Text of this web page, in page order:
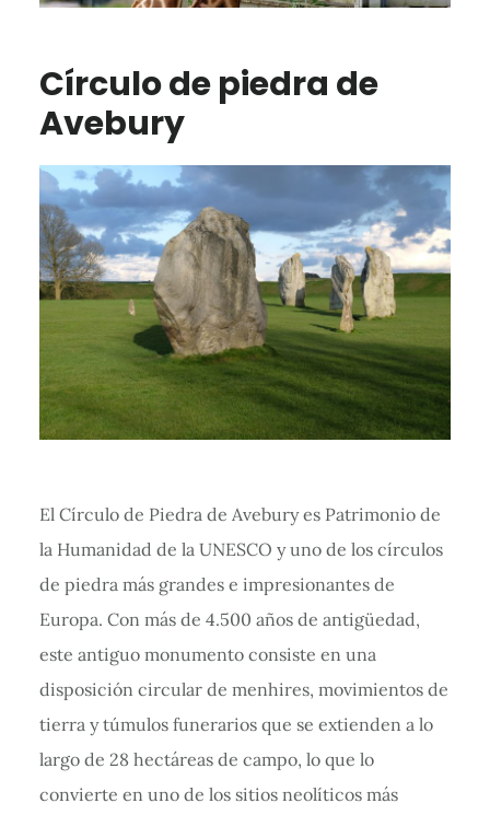
Círculo de piedra de
Avebury
El Círculo de Piedra de Avebury es Patrimonio de
la Humanidad de la UNESCO y uno de los círculos
de piedra más grandes e impresionantes de
Europa. Con más de 4.500 años de antigüedad,
este antiguo monumento consiste en una
disposición circular de menhires, movimientos de
tierra y túmulos funerarios que se extienden a lo
largo de 28 hectáreas de campo, lo que lo
convierte en uno de los sitios neolíticos más